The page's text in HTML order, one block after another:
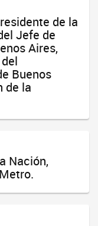
de la
Jefe de
Aires,
Buenos
de la
Nación,